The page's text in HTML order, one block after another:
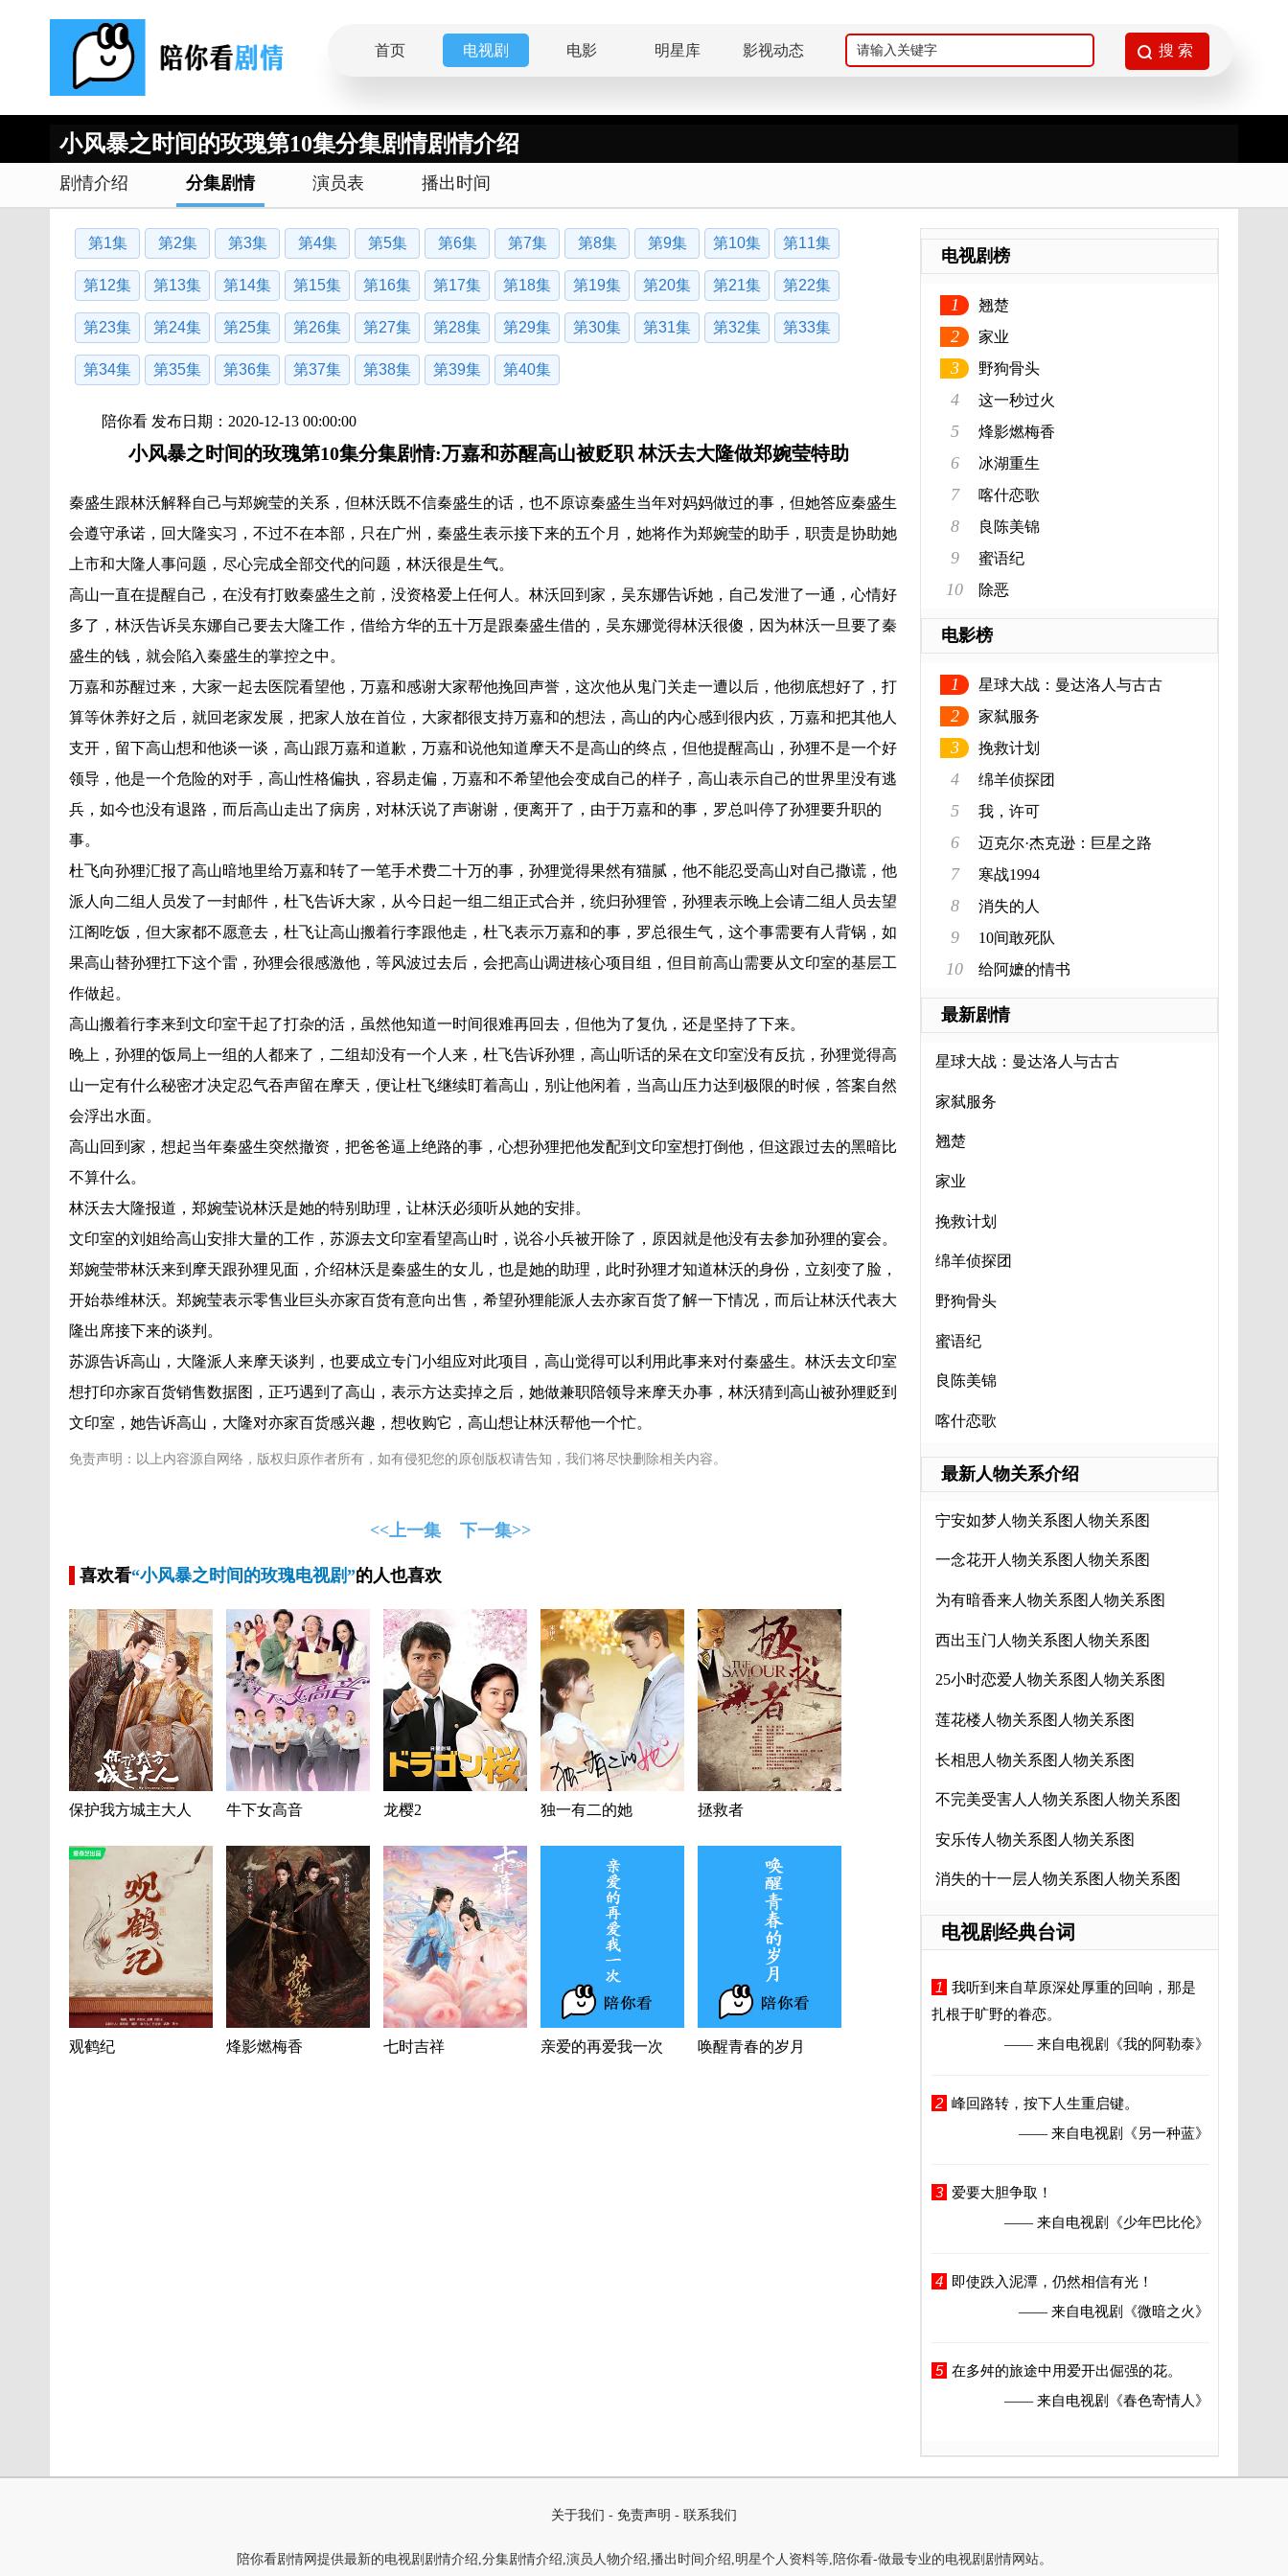
首页 电视剧 电影 明星库 影视动态
小风暴之时间的玫瑰第10集分集剧情剧情介绍
剧情介绍 分集剧情 演员表 播出时间
第1集 第2集 第3集 第4集 第5集 第6集 第7集 第8集 第9集 第10集 第11集
第12集 第13集 第14集 第15集 第16集 第17集 第18集 第19集 第20集 第21集 第22集
第23集 第24集 第25集 第26集 第27集 第28集 第29集 第30集 第31集 第32集 第33集
第34集 第35集 第36集 第37集 第38集 第39集 第40集
陪你看 发布日期：2020-12-13 00:00:00
小风暴之时间的玫瑰第10集分集剧情:万嘉和苏醒高山被贬职 林沃去大隆做郑婉莹特助
秦盛生跟林沃解释自己与郑婉莹的关系，但林沃既不信秦盛生的话，也不原谅秦盛生当年对妈妈做过的事，但她答应秦盛生
会遵守承诺，回大隆实习，不过不在本部，只在广州，秦盛生表示接下来的五个月，她将作为郑婉莹的助手，职责是协助她
上市和大隆人事问题，尽心完成全部交代的问题，林沃很是生气。
高山一直在提醒自己，在没有打败秦盛生之前，没资格爱上任何人。林沃回到家，吴东娜告诉她，自己发泄了一通，心情好
多了，林沃告诉吴东娜自己要去大隆工作，借给方华的五十万是跟秦盛生借的，吴东娜觉得林沃很傻，因为林沃一旦要了秦
盛生的钱，就会陷入秦盛生的掌控之中。
万嘉和苏醒过来，大家一起去医院看望他，万嘉和感谢大家帮他挽回声誉，这次他从鬼门关走一遭以后，他彻底想好了，打
算等休养好之后，就回老家发展，把家人放在首位，大家都很支持万嘉和的想法，高山的内心感到很内疚，万嘉和把其他人
支开，留下高山想和他谈一谈，高山跟万嘉和道歉，万嘉和说他知道摩天不是高山的终点，但他提醒高山，孙狸不是一个好
领导，他是一个危险的对手，高山性格偏执，容易走偏，万嘉和不希望他会变成自己的样子，高山表示自己的世界里没有逃
兵，如今也没有退路，而后高山走出了病房，对林沃说了声谢谢，便离开了，由于万嘉和的事，罗总叫停了孙狸要升职的
事。
杜飞向孙狸汇报了高山暗地里给万嘉和转了一笔手术费二十万的事，孙狸觉得果然有猫腻，他不能忍受高山对自己撒谎，他
派人向二组人员发了一封邮件，杜飞告诉大家，从今日起一组二组正式合并，统归孙狸管，孙狸表示晚上会请二组人员去望
江阁吃饭，但大家都不愿意去，杜飞让高山搬着行李跟他走，杜飞表示万嘉和的事，罗总很生气，这个事需要有人背锅，如
果高山替孙狸扛下这个雷，孙狸会很感激他，等风波过去后，会把高山调进核心项目组，但目前高山需要从文印室的基层工
作做起。
高山搬着行李来到文印室干起了打杂的活，虽然他知道一时间很难再回去，但他为了复仇，还是坚持了下来。
晚上，孙狸的饭局上一组的人都来了，二组却没有一个人来，杜飞告诉孙狸，高山听话的呆在文印室没有反抗，孙狸觉得高
山一定有什么秘密才决定忍气吞声留在摩天，便让杜飞继续盯着高山，别让他闲着，当高山压力达到极限的时候，答案自然
会浮出水面。
高山回到家，想起当年秦盛生突然撤资，把爸爸逼上绝路的事，心想孙狸把他发配到文印室想打倒他，但这跟过去的黑暗比
不算什么。
林沃去大隆报道，郑婉莹说林沃是她的特别助理，让林沃必须听从她的安排。
文印室的刘姐给高山安排大量的工作，苏源去文印室看望高山时，说谷小兵被开除了，原因就是他没有去参加孙狸的宴会。
郑婉莹带林沃来到摩天跟孙狸见面，介绍林沃是秦盛生的女儿，也是她的助理，此时孙狸才知道林沃的身份，立刻变了脸，
开始恭维林沃。郑婉莹表示零售业巨头亦家百货有意向出售，希望孙狸能派人去亦家百货了解一下情况，而后让林沃代表大
隆出席接下来的谈判。
苏源告诉高山，大隆派人来摩天谈判，也要成立专门小组应对此项目，高山觉得可以利用此事来对付秦盛生。林沃去文印室
想打印亦家百货销售数据图，正巧遇到了高山，表示方达卖掉之后，她做兼职陪领导来摩天办事，林沃猜到高山被孙狸贬到
文印室，她告诉高山，大隆对亦家百货感兴趣，想收购它，高山想让林沃帮他一个忙。
免责声明：以上内容源自网络，版权归原作者所有，如有侵犯您的原创版权请告知，我们将尽快删除相关内容。
<<上一集 下一集>>
喜欢看“小风暴之时间的玫瑰电视剧”的人也喜欢
保护我方城主大人 牛下女高音 龙樱2 独一有二的她 拯救者
观鹤纪 烽影燃梅香 七时吉祥 亲爱的再爱我一次 唤醒青春的岁月
电视剧榜
1 翘楚
2 家业
3 野狗骨头
4 这一秒过火
5 烽影燃梅香
6 冰湖重生
7 喀什恋歌
8 良陈美锦
9 蜜语纪
10 除恶
电影榜
1 星球大战：曼达洛人与古古
2 家弑服务
3 挽救计划
4 绵羊侦探团
5 我，许可
6 迈克尔·杰克逊：巨星之路
7 寒战1994
8 消失的人
9 10间敢死队
10 给阿嬷的情书
最新剧情
星球大战：曼达洛人与古古
家弑服务
翘楚
家业
挽救计划
绵羊侦探团
野狗骨头
蜜语纪
良陈美锦
喀什恋歌
最新人物关系介绍
宁安如梦人物关系图人物关系图
一念花开人物关系图人物关系图
为有暗香来人物关系图人物关系图
西出玉门人物关系图人物关系图
25小时恋爱人物关系图人物关系图
莲花楼人物关系图人物关系图
长相思人物关系图人物关系图
不完美受害人人物关系图人物关系图
安乐传人物关系图人物关系图
消失的十一层人物关系图人物关系图
电视剧经典台词
1
我听到来自草原深处厚重的回响，那是
扎根于旷野的眷恋。
—— 来自电视剧
《我的阿勒泰》
2 峰回路转，按下人生重启键。
—— 来自电视剧
《另一种蓝》
3
爱要大胆争取！
—— 来自电视剧
《少年巴比伦》
4
即使跌入泥潭，仍然相信有光！
—— 来自电视剧
《微暗之火》
5 在多舛的旅途中用爱开出倔强的花。
—— 来自电视剧
《春色寄情人》
关于我们 - 免责声明 - 联系我们
陪你看剧情网提供最新的电视剧剧情介绍,分集剧情介绍,演员人物介绍,播出时间介绍,明星个人资料等,陪你看-做最专业的电视剧剧情网站。